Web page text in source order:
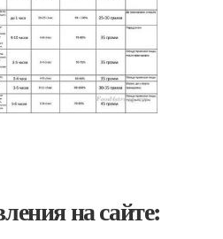
на сайте: